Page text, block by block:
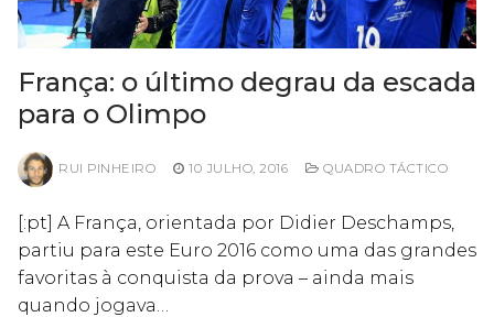
França: o último degrau da escada
para o Olimpo
RUI PINHEIRO 10 JULHO, 2016 QUADRO TÁCTICO
[:pt] A França, orientada por Didier Deschamps,
partiu para este Euro 2016 como uma das grandes
favoritas à conquista da prova – ainda mais
quando jogava…